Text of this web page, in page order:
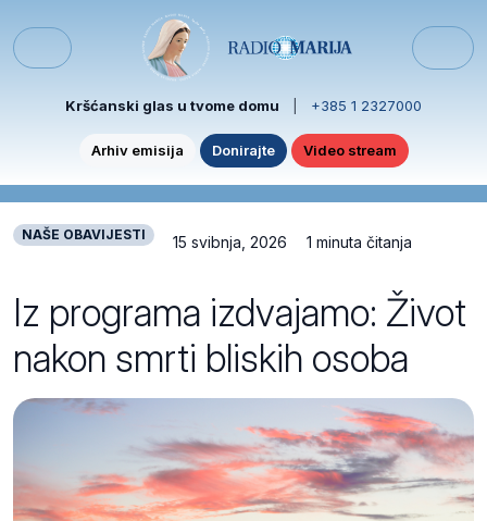
Menu
Kršćanski glas u tvome domu +385 1 2327000
Arhiv emisija Donirajte Video stream
NAŠE OBAVIJESTI 15 svibnja, 2026 1 minuta čitanja
Iz programa izdvajamo: Život
nakon smrti bliskih osoba